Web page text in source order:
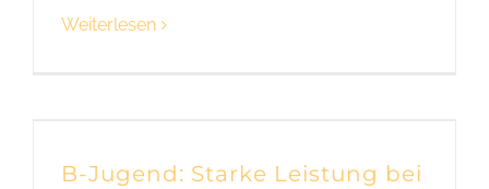
Weiterlesen
B-Jugend: Starke Leistung bei